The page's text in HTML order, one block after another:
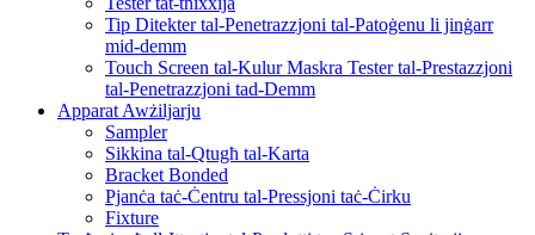
Tip Ditekter tal-Penetrazzjoni tal-Patoġenu li jinġarr
mid-demm
Touch Screen tal-Kulur Maskra Tester tal-Prestazzjoni
tal-Penetrazzjoni tad-Demm
Apparat Awżiljarju
Sampler
Sikkina tal-Qtugħ tal-Karta
Bracket Bonded
Pjanċa taċ-Ċentru tal-Pressjoni taċ-Ċirku
Fixture